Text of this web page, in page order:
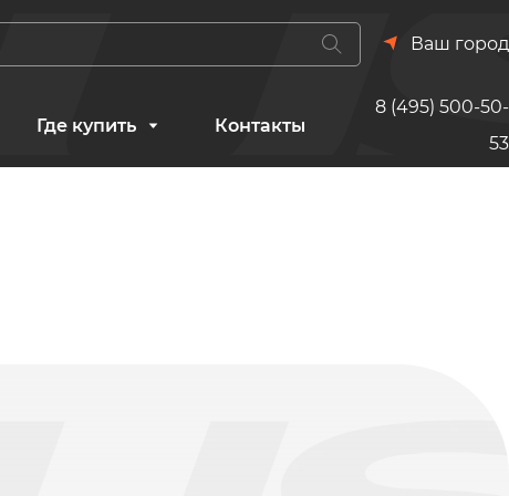
Ваш город
Где купить Контакты
8 (495) 500-50-
53